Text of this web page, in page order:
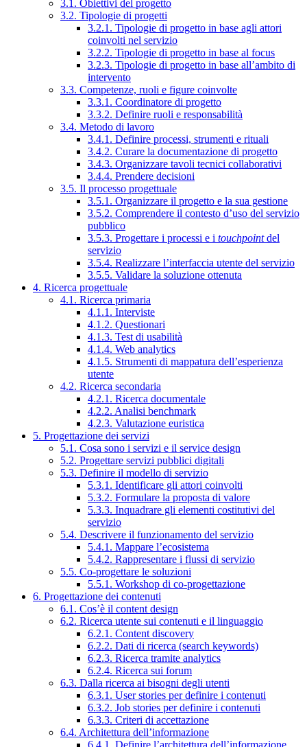
3.1. Obiettivi del progetto
3.2. Tipologie di progetti
3.2.1. Tipologie di progetto in base agli attori
coinvolti nel servizio
3.2.2. Tipologie di progetto in base al focus
3.2.3. Tipologie di progetto in base all’ambito di
intervento
3.3. Competenze, ruoli e figure coinvolte
3.3.1. Coordinatore di progetto
3.3.2. Definire ruoli e responsabilità
3.4. Metodo di lavoro
3.4.1. Definire processi, strumenti e rituali
3.4.2. Curare la documentazione di progetto
3.4.3. Organizzare tavoli tecnici collaborativi
3.4.4. Prendere decisioni
3.5. Il processo progettuale
3.5.1. Organizzare il progetto e la sua gestione
3.5.2. Comprendere il contesto d’uso del servizio
pubblico
3.5.3. Progettare i processi e i touchpointdel
servizio
3.5.4. Realizzare l’interfaccia utente del servizio
3.5.5. Validare la soluzione ottenuta
4. Ricerca progettuale
4.1. Ricerca primaria
4.1.1. Interviste
4.1.2. Questionari
4.1.3. Test di usabilità
4.1.4. Web analytics
4.1.5. Strumenti di mappatura dell’esperienza
utente
4.2. Ricerca secondaria
4.2.1. Ricerca documentale
4.2.2. Analisi benchmark
4.2.3. Valutazione euristica
5. Progettazione dei servizi
5.1. Cosa sono i servizi e il service design
5.2. Progettare servizi pubblici digitali
5.3. Definire il modello di servizio
5.3.1. Identificare gli attori coinvolti
5.3.2. Formulare la proposta di valore
5.3.3. Inquadrare gli elementi costitutivi del
servizio
5.4. Descrivere il funzionamento del servizio
5.4.1. Mappare l’ecosistema
5.4.2. Rappresentare i flussi di servizio
5.5. Co-progettare le soluzioni
5.5.1. Workshop di co-progettazione
6. Progettazione dei contenuti
6.1. Cos’è il content design
6.2. Ricerca utente sui contenuti e il linguaggio
6.2.1. Content discovery
6.2.2. Dati di ricerca (search keywords)
6.2.3. Ricerca tramite analytics
6.2.4. Ricerca sui forum
6.3. Dalla ricerca ai bisogni degli utenti
6.3.1. User stories per definire i contenuti
6.3.2. Job stories per definire i contenuti
6.3.3. Criteri di accettazione
6.4. Architettura dell’informazione
6.4.1. Definire l’architettura dell’informazione